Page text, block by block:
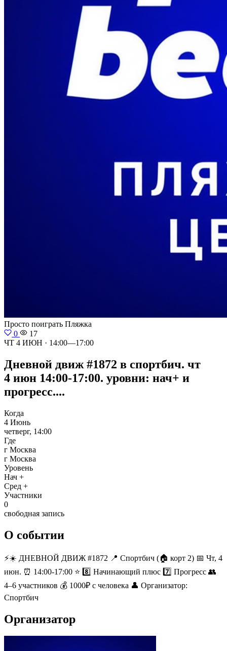
Просто поиграть Пляжка
0
17
ЧТ 4 ИЮН · 14:00—17:00
Дневной движ #1872 в спортбич. чт
4 июн 14:00-17:00. уровни: нач+ и
прогресс....
Когда
4 Июнь
четверг, 14:00
Где
г Москва
г Москва
Уровень
Нач +
Сред +
Участники
0
свободная запись
О событии
⚡️☀️ ДНЕВНОЙ ДВИЖ #1872 📍 Спортбич (🏠 корт 2) 📅 Чт, 4
июн. ⏰ 14:00-17:00 ⭐️ 8️⃣ Начинающий плюс 7️⃣ Прогресс 👥
4–6 участников 💰 1000₽ с человека 👤 Организатор:
Спортбич
Организатор